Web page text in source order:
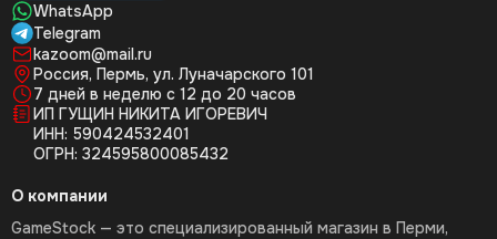
WhatsApp
Telegram
kazoom@mail.ru
Россия, Пермь, ул. Луначарского 101
7 дней в неделю с 12 до 20 часов
ИП ГУЩИН НИКИТА ИГОРЕВИЧ
ИНН: 590424532401
ОГРН: 324595800085432
О компании
GameStock — это специализированный магазин в Перми,